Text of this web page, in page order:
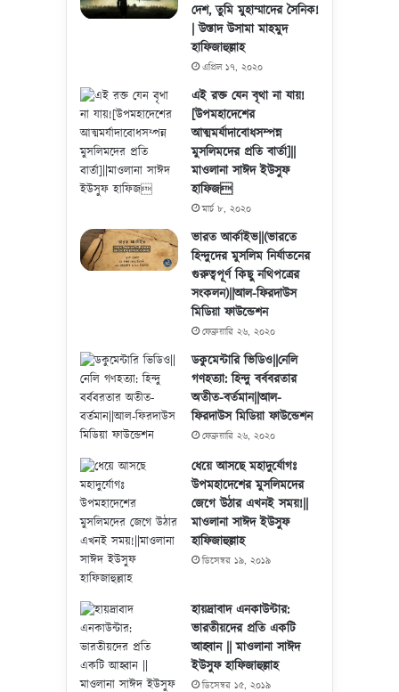
দেশ, তুমি মুহাম্মাদের সৈনিক!
| উস্তাদ উসামা মাহমুদ
হাফিজাহুল্লাহ
এপ্রিল ১৭, ২০২০
এই রক্ত যেন বৃথা না যায়!
[উপমহাদেশের
আত্মমর্যাদাবোধসম্পন্ন
মুসলিমদের প্রতি বার্তা]||
মাওলানা সাঈদ ইউসুফ
হাফিজ
মার্চ ৮, ২০২০
ভারত আর্কাইভ||(ভারতে
হিন্দুদের মুসলিম নির্যাতনের
গুরুত্বপূর্ণ কিছু নথিপত্রের
সংকলন)||আল-ফিরদাউস
মিডিয়া ফাউন্ডেশন
ফেব্রুয়ারি ২৬, ২০২০
ডকুমেন্টারি ভিডিও||নেলি
গণহত্যা: হিন্দু বর্ববরতার
অতীত-বর্তমান||আল-
ফিরদাউস মিডিয়া ফাউন্ডেশন
ফেব্রুয়ারি ২৬, ২০২০
ধেয়ে আসছে মহাদুর্যোগঃ
উপমহাদেশের মুসলিমদের
জেগে উঠার এখনই সময়!||
মাওলানা সাঈদ ইউসুফ
হাফিজাহুল্লাহ
ডিসেম্বর ১৯, ২০১৯
হায়দ্রাবাদ এনকাউন্টার:
ভারতীয়দের প্রতি একটি
আহ্বান || মাওলানা সাঈদ
ইউসুফ হাফিজাহুল্লাহ
ডিসেম্বর ১৫, ২০১৯